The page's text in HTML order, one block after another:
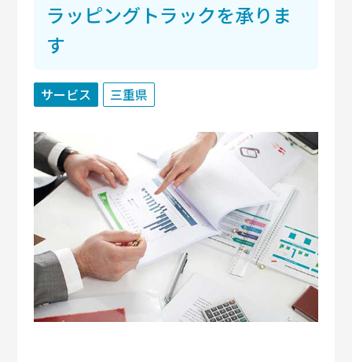
ラッピングトラックを承りま
す
サービス 三重県